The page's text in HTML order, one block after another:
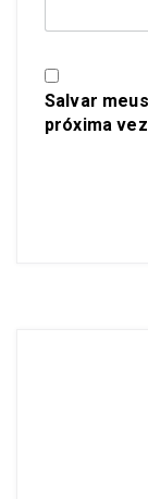
Salvar
próxima